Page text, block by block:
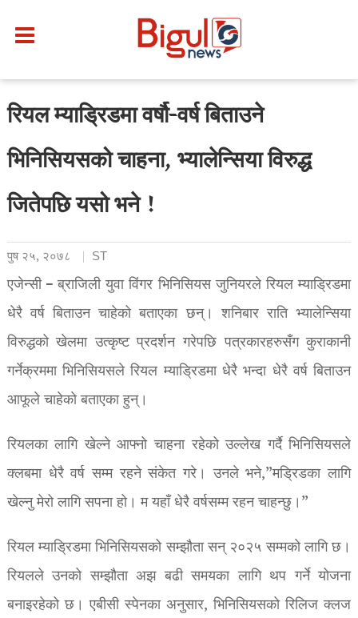
रियल म्याड्रिडमा वर्षौ-वर्ष बिताउने
भिनिसियसको चाहना, भ्यालेन्सिया विरुद्ध
जितेपछि यसो भने !
पुष २५, २०७८ ST
एजेन्सी – ब्राजिली युवा विंगर भिनिसियस जुनियरले रियल म्याड्रिडमा
धेरै वर्ष बिताउन चाहेको बताएका छन्। शनिबार राति भ्यालेन्सिया
विरुद्धको खेलमा उत्कृष्ट प्रदर्शन गरेपछि पत्रकारहरुसँग कुराकानी
गर्नेक्रममा भिनिसियसले रियल म्याड्रिडमा धेरै भन्दा धेरै वर्ष बिताउन
आफूले चाहेको बताएका हुन्।
रियलका लागि खेल्ने आफ्नो चाहना रहेको उल्लेख गर्दै भिनिसियसले
क्लबमा धेरै वर्ष सम्म रहने संकेत गरे। उनले भने,”मड्रिडका लागि
खेल्नु मेरो लागि सपना हो। म यहाँ धेरै वर्षसम्म रहन चाहन्छु।”
रियल म्याड्रिडमा भिनिसियसको सम्झौता सन् २०२५ सम्मको लागि छ।
रियलले उनको सम्झौता अझ बढी समयका लागि थप गर्ने योजना
बनाइरहेको छ। एबीसी स्पेनका अनुसार, भिनिसियसको रिलिज क्लज